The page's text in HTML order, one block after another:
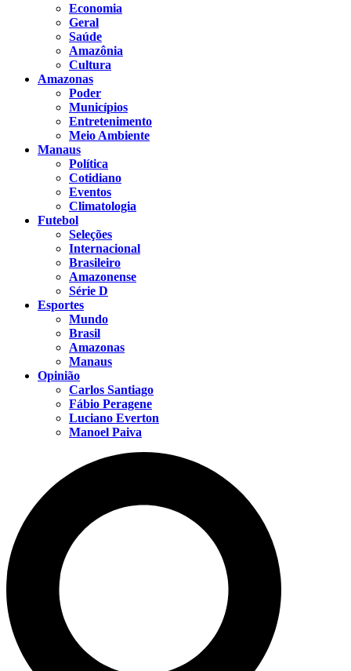
Economia
Geral
Saúde
Amazônia
Cultura
Amazonas
Poder
Municípios
Entretenimento
Meio Ambiente
Manaus
Política
Cotidiano
Eventos
Climatologia
Futebol
Seleções
Internacional
Brasileiro
Amazonense
Série D
Esportes
Mundo
Brasil
Amazonas
Manaus
Opinião
Carlos Santiago
Fábio Peragene
Luciano Everton
Manoel Paiva